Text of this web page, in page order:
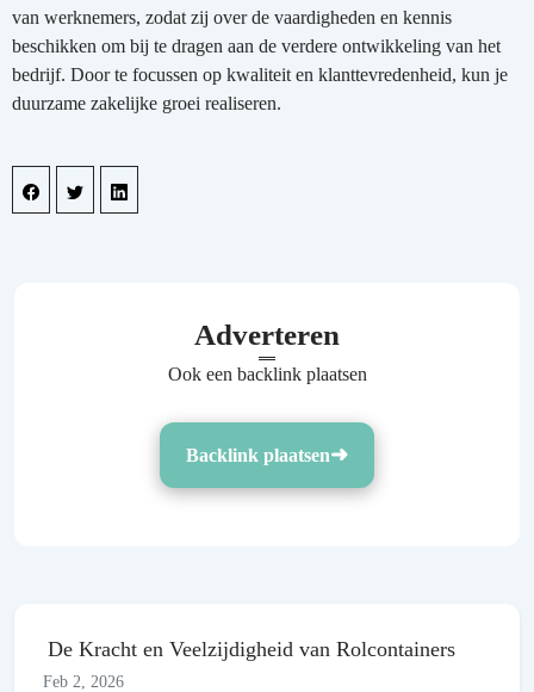
van werknemers, zodat zij over de vaardigheden en kennis
beschikken om bij te dragen aan de verdere ontwikkeling van het
bedrijf. Door te focussen op kwaliteit en klanttevredenheid, kun je
duurzame zakelijke groei realiseren.
Adverteren
Ook een backlink plaatsen
Backlink plaatsen
De Kracht en Veelzijdigheid van Rolcontainers
Feb 2, 2026